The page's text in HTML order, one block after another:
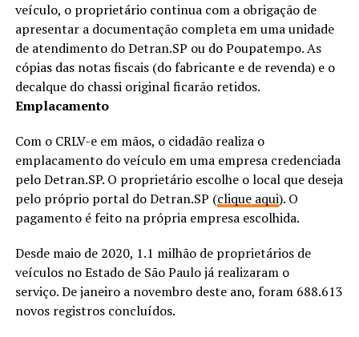
veículo, o proprietário continua com a obrigação de
apresentar a documentação completa em uma unidade
de atendimento do Detran.SP ou do Poupatempo. As
cópias das notas fiscais (do fabricante e de revenda) e o
decalque do chassi original ficarão retidos.
Emplacamento
Com o CRLV-e em mãos, o cidadão realiza o
emplacamento do veículo em uma empresa credenciada
pelo Detran.SP. O proprietário escolhe o local que deseja
pelo próprio portal do Detran.SP (clique aqui). O
pagamento é feito na própria empresa escolhida.
Desde maio de 2020, 1.1 milhão de proprietários de
veículos no Estado de São Paulo já realizaram o
serviço. De janeiro a novembro deste ano, foram 688.613
novos registros concluídos.